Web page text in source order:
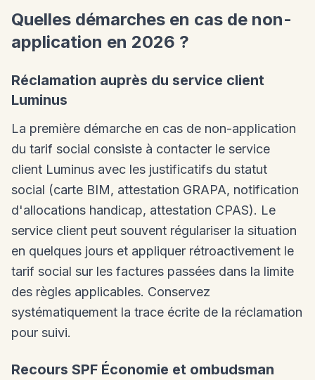
Quelles démarches en cas de non-
application en 2026 ?
Réclamation auprès du service client
Luminus
La première démarche en cas de non-application
du tarif social consiste à contacter le service
client Luminus avec les justificatifs du statut
social (carte BIM, attestation GRAPA, notification
d'allocations handicap, attestation CPAS). Le
service client peut souvent régulariser la situation
en quelques jours et appliquer rétroactivement le
tarif social sur les factures passées dans la limite
des règles applicables. Conservez
systématiquement la trace écrite de la réclamation
pour suivi.
Recours SPF Économie et ombudsman